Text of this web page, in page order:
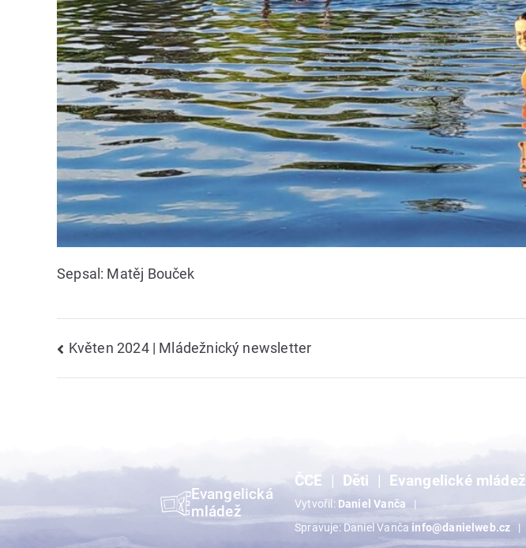
Sepsal: Matěj Bouček
Navigace
pro
Květen 2024 | Mládežnický newsletter
Evangelická
mládež
ČCE Děti Evangelické mládež
Vytvořil: Daniel Vanča
Spravuje: Daniel Vanča info@danielweb.cz